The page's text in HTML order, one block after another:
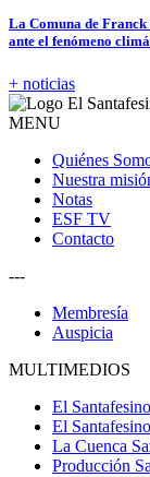
La Comuna de Franck
ante el fenómeno
+ noticias
MENU
Quiénes
Nuestra
Notas
ESF TV
Contacto
---
Membresía
Auspicia
MULTIMEDIOS
El
El
La Cuenca
Producción